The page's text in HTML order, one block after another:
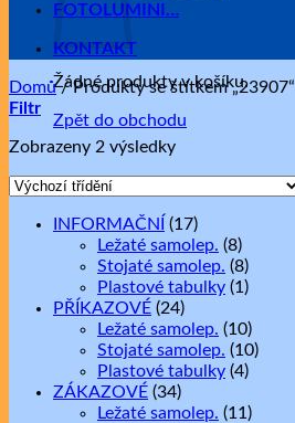
Žádné produkty v košíku.
Zpět do obchodu
FOTOLUMINI…
KONTAKT
Domů /Produkty se štítkem „23907“
Filtr
Zobrazeny 2 výsledky
INFORMAČNÍ
(17)
Ležaté samolep. (8)
Stojaté samolep. (8)
Plastové tabulky (1)
PŘÍKAZOVÉ (24)
Ležaté samolep. (10)
Stojaté samolep. (10)
Plastové tabulky (4)
ZÁKAZOVÉ (34)
Ležaté samolep. (11)